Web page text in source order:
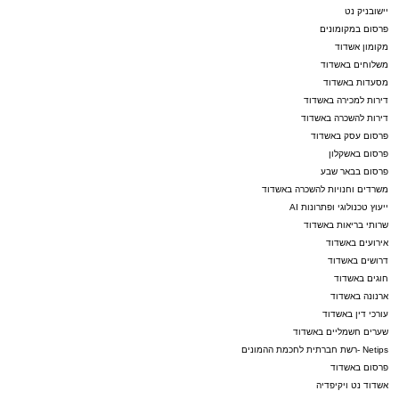
יישובניק נט
פרסום במקומונים
מקומון אשדוד
משלוחים באשדוד
מסעדות באשדוד
דירות למכירה באשדוד
דירות להשכרה באשדוד
פרסום עסק באשדוד
פרסום באשקלון
פרסום בבאר שבע
משרדים וחנויות להשכרה באשדוד
ייעוץ טכנולוגי ופתרונות AI
שרותי בריאות באשדוד
אירועים באשדוד
דרושים באשדוד
חוגים באשדוד
ארנונה באשדוד
עורכי דין באשדוד
שערים חשמליים באשדוד
Netips -רשת חברתית לחכמת ההמונים
פרסום באשדוד
אשדוד נט ויקיפדיה